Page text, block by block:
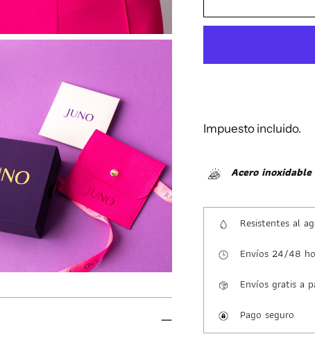
Impuesto incluido.
Acero
Resistentes al
Envíos 24/48
Envíos gratis a
Pago seguro